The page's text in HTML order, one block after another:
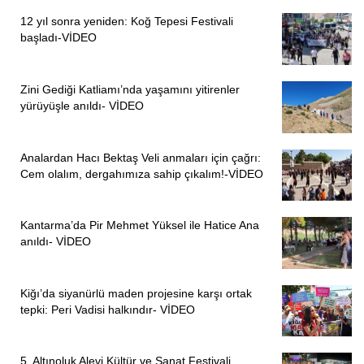
yeterli demokratik muhalefeti oluşturamadığımızın payı
“Bu nedenle diyoruz ki: Bu bütçe de barış kardeşlik yoktur,
bu bütçe de insanca yaşam yoktur, bu bütçe de emeklinin
sağlık hakkı yoktur, bu bütçe de demokratik bir ülke yoktur.
Bu bütçede 13 milyona yakın emekli yok… Bu bütçe de
baskı vardır, yoksulluk vardır, işsizlik vardır, yolsuzluk ve
israf vardır. Ve en önemlisi Emeklilerin, çalışanların,
tasarruf yoktur. İşte bu nedenlerden ötürü 13 Aralık 2019
Cuma günü yani bugün emekliler olarak Tüm Emekli-Sen
taleplerimizi haykıracağız, siyasi iktidara sesimizi
duyurmaya çalışacağız. Bu Bütçe Yoksulluğun Savaşın
Adaletsizliğin Eşitsizliğin Bütçesidir! Yaşam koşulları için
özellikle emekliler için her geçen gün daha zorlaşmakta,
12 yıl sonra yeniden: Koğ Tepesi Festivali
başladı-VİDEO
Zini Gediği Katliamı’nda yaşamını yitirenler
yürüyüşle anıldı- VİDEO
Analardan Hacı Bektaş Veli anmaları için çağrı:
Cem olalım, dergahımıza sahip çıkalım!-VİDEO
Kantarma’da Pir Mehmet Yüksel ile Hatice Ana
anıldı- VİDEO
Kiğı’da siyanürlü maden projesine karşı ortak
tepki: Peri Vadisi halkındır- VİDEO
5. Altınoluk Alevi Kültür ve Sanat Festivali